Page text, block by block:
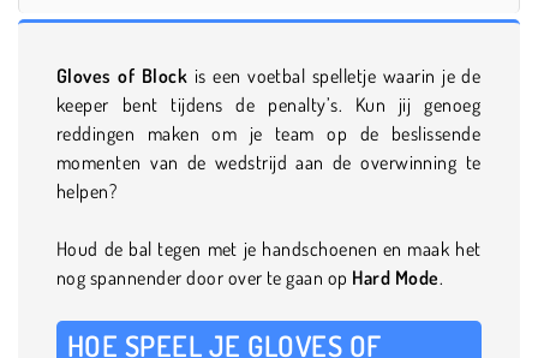
Gloves of Block is een voetbal spelletje waarin je de
keeper bent tijdens de penalty’s. Kun jij genoeg
reddingen maken om je team op de beslissende
momenten van de wedstrijd aan de overwinning te
helpen?
Houd de bal tegen met je handschoenen en maak het
nog spannender door over te gaan op Hard Mode.
HOE SPEEL JE GLOVES OF